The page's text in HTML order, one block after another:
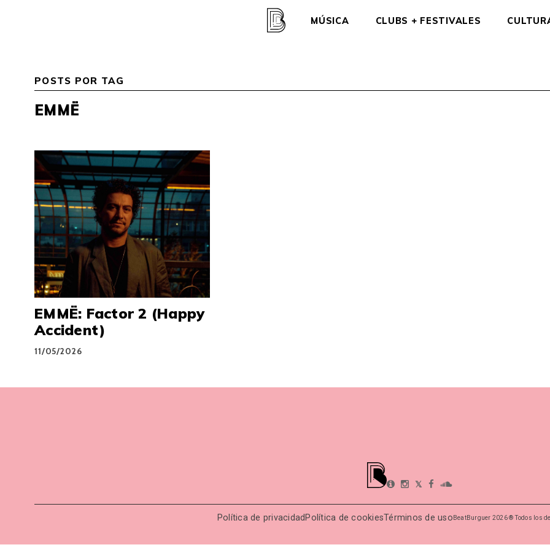
MÚSICA CLUBS + FESTIVALES
POSTS POR TAG
EMMË
EMMË: Factor 2 (Happy
Accident)
11/05/2026
𝕏
Política de privacidad Política de cookiesTérminos de uso BeatBurguer 2026 ® Todos los